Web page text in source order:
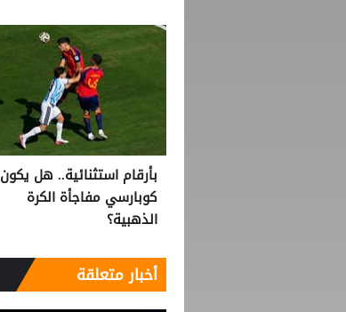
بأرقام استثنائية.. هل يكون
كوبارسي مفاجأة الكرة
الذهبية؟
أخبار متعلقة